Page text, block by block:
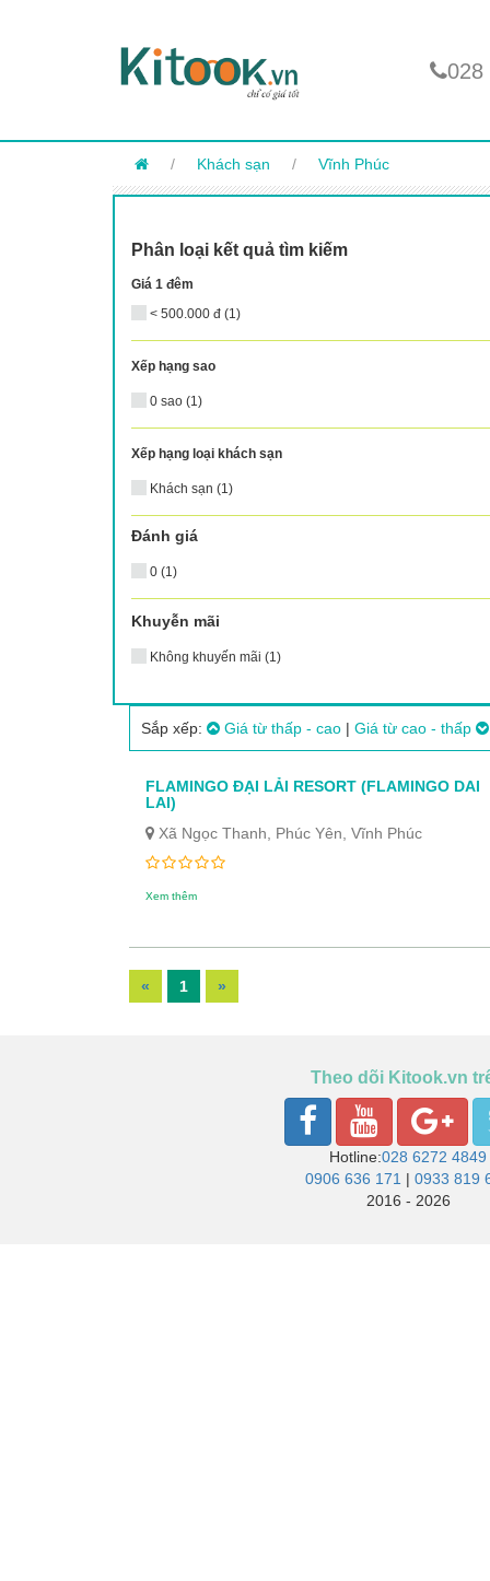
028
/ Khách sạn / Vĩnh Phúc
Phân loại kết quả tìm kiếm
Giá 1 đêm
< 500.000 đ (1)
Xếp hạng sao
0 sao (1)
Xếp hạng loại khách sạn
Khách sạn (1)
Đánh giá
0 (1)
Khuyễn mãi
Không khuyến mãi (1)
Sắp xếp: Giá từ thấp - cao| Giá từ cao - thấp
FLAMINGO ĐẠI LẢI RESORT (FLAMINGO DAI
LAI)
Xã Ngọc Thanh, Phúc Yên, Vĩnh Phúc
Xem thêm
« 1 »
Theo dõi Kitook.vn
Hotline:028 6272 4849
0906 636 171 | 0933 819
2016 - 2026